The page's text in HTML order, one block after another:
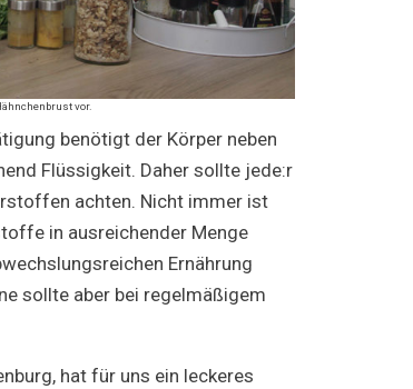
vor.
benötigt der Körper neben
Flüssigkeit. Daher sollte jede:r
achten. Nicht immer ist
in ausreichender Menge
Ernährung
sollte aber bei regelmäßigem
hat für uns ein leckeres